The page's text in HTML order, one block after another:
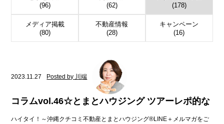
(96)
(62)
(178)
メディア掲載
(80)
不動産情報
(28)
キャンペーン
(16)
2023.11.27 Posted by 川端
コラムvol.46☆とまとハウジング ツアーレポ的な
ハイタイ！～沖縄クチコミ不動産とまとハウジング®LINE＋メルマガをご